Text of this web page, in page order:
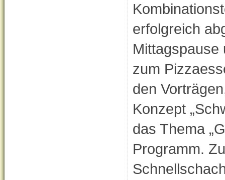
erfolgreich
Mittagspause
zum
den
Konzept
das Thema
Programm.